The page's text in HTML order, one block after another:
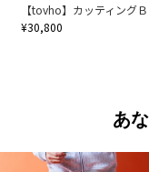
【tovho】カッティング
¥30,800
あ